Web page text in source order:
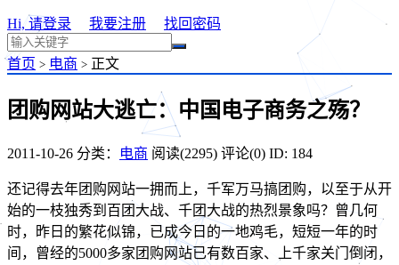
Hi, 请登录 我要注册 找回密码
首页 > 电商 > 正文
团购网站大逃亡：中国电子商务之殇？
2011-10-26 分类： 电商 阅读(2295) 评论(0) ID: 184
还记得去年团购网站一拥而上，千军万马搞团购，以至于从开
始的一枝独秀到百团大战、千团大战的热烈景象吗？曾几何
时，昨日的繁花似锦，已成今日的一地鸡毛，短短一年的时
间，曾经的5000多家团购网站已有数百家、上千家关门倒闭，